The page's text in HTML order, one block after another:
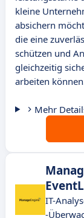
kleine
absichern
die eine
schützen und
gleichzeitig
arbeiten
Mehr
IT-
-